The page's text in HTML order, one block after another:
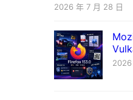
2026 年 7 月 28 日
2026